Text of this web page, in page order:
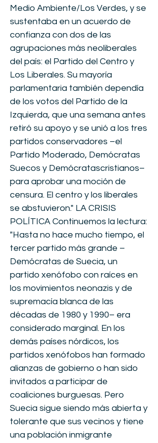
Medio Ambiente/Los Verdes, y se
sustentaba en un acuerdo de
confianza con dos de las
agrupaciones más neoliberales
del país: el Partido del Centro y
Los Liberales. Su mayoría
parlamentaria también dependía
de los votos del Partido de la
Izquierda, que una semana antes
retiró su apoyo y se unió a los tres
partidos conservadores –el
Partido Moderado, Demócratas
Suecos y Demócratascristianos–
para aprobar una moción de
censura. El centro y los liberales
se abstuvieron." LA CRISIS
POLÍTICA Continuemos la lectura:
"Hasta no hace mucho tiempo, el
tercer partido más grande –
Demócratas de Suecia, un
partido xenófobo con raíces en
los movimientos neonazis y de
supremacía blanca de las
décadas de 1980 y 1990– era
considerado marginal. En los
demás países nórdicos, los
partidos xenófobos han formado
alianzas de gobierno o han sido
invitados a participar de
coaliciones burguesas. Pero
Suecia sigue siendo más abierta y
tolerante que sus vecinos y tiene
una población inmigrante